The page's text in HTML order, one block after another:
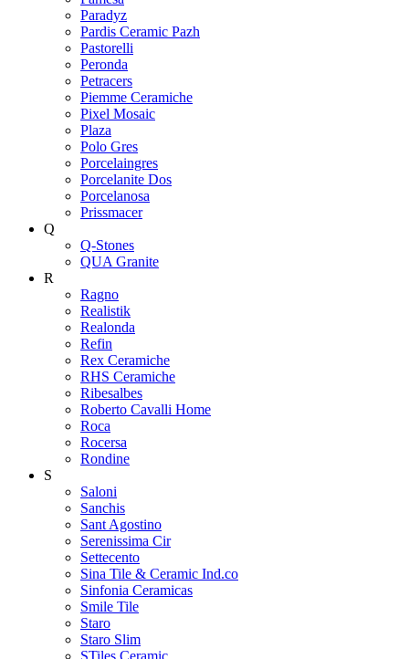
Paradyz
Pardis Ceramic Pazh
Pastorelli
Peronda
Petracers
Piemme Ceramiche
Pixel Mosaic
Plaza
Polo Gres
Porcelaingres
Porcelanite Dos
Porcelanosa
Prissmacer
Q
Q-Stones
QUA Granite
R
Ragno
Realistik
Realonda
Refin
Rex Ceramiche
RHS Ceramiche
Ribesalbes
Roberto Cavalli Home
Roca
Rocersa
Rondine
S
Saloni
Sanchis
Sant Agostino
Serenissima Cir
Settecento
Sina Tile & Ceramic Ind.co
Sinfonia Ceramicas
Smile Tile
Staro
Staro Slim
STiles Ceramic